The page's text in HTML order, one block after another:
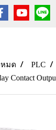
มด PLC
Contact